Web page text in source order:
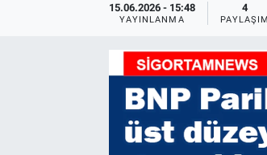
15.06.2026 - 15:48
YAYINLANMA
4
PAYLAŞIM